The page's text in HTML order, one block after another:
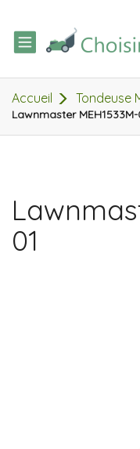
TOGGLE
Accueil Tondeuse
Lawnmaster MEH1533M-
01